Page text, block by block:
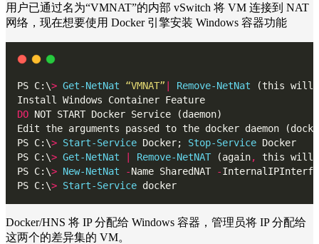
用户已通过名为“VMNAT”的内部 vSwitch 将 VM 连接到 NAT
网络，现在想要使用 Docker 引擎安装 Windows 容器功能
PS C:\> Get-NetNat “VMNAT” | Remove-NetNat (this will
Install Windows Container Feature
DO NOT START Docker Service (daemon)
Edit the arguments passed to the docker daemon
PS C:\> Start-Service Docker; Stop-Service Docker
PS C:\> Get-NetNat | Remove-NetNAT (again,
this will
PS C:\> New-NetNat -Name SharedNAT -
PS C:\> Start-Service docker
Docker/HNS 将 IP 分配给 Windows 容器，管理员将 IP 分配给
这两个的差异集的 VM。